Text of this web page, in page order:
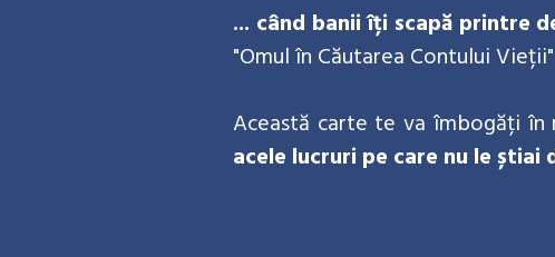
... când banii îți scapă printre
"Omul în Căutarea Contului
Această carte te va îmbogăți
acele lucruri pe care nu le știai